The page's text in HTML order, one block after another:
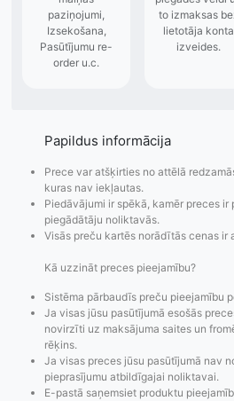
Pasūtījumu statusa
maiņas
paziņojumi,
Izsekošana,
Visi
to
Papildus informācija
Prece var atšķirties no attēlā
kuras nav iekļautas.
Piedāvājumi ir spēkā, kamēr preces ir
piegādātāju noliktavās.
Visās preču kartēs norādītās cenas ir
Kā uzzināt preces pieejamību?
Sistēma pārbaudīs preču pieejamību
Ja visas jūsu pasūtījumā esošās
novirzīti uz maksājuma saites un
rēķins.
Ja visas preces jūsu pasūtījumā nav
pieprasījumu atbildīgajai noliktavai.
E-pastā saņemsiet produktu